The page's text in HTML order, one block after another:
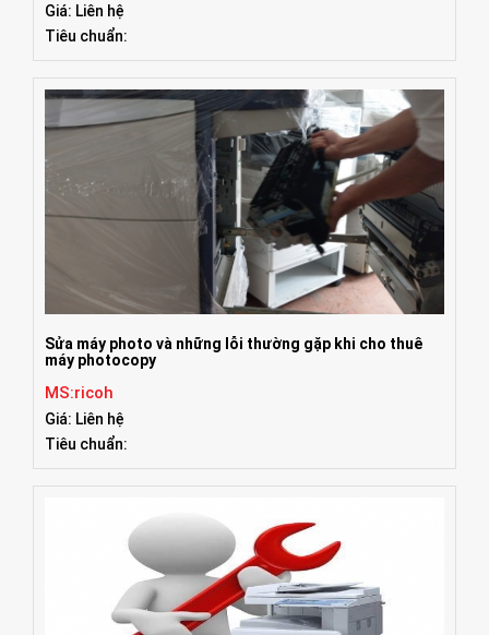
Giá: Liên hệ
Tiêu chuẩn:
Sửa máy photo và những lỗi thường gặp khi cho thuê
máy photocopy
MS:ricoh
Giá: Liên hệ
Tiêu chuẩn: